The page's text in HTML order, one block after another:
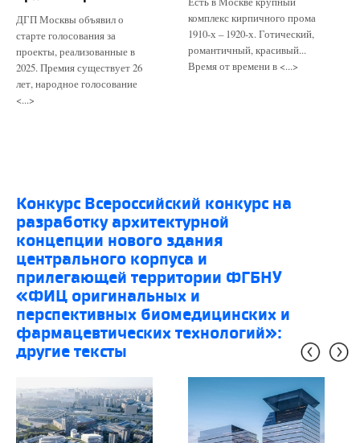
ДГП Москвы объявил о
старте голосования за
проекты, реализованные в
2025. Премия существует 26
лет, народное голосование
<...>
комплекс кирпичного прома
1910-х – 1920-х. Готический,
романтичный, красивый...
Время от времени в <...>
конкурс Всероссийский конкурс на
разработку архитектурной
концепции нового здания
центрального корпуса и
прилегающей территории ФГБНУ
«ФИЦ оригинальных и
перспективных биомедицинских и
фармацевтических технологий»:
другие тексты